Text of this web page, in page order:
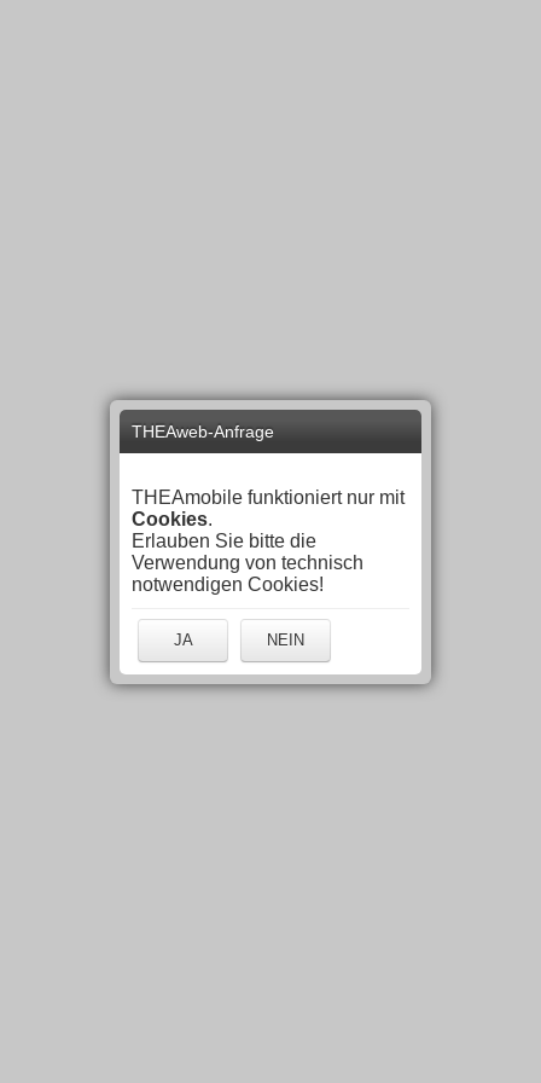
THEAweb-Anfrage
THEAmobile funktioniert nur mit
Cookies.
Erlauben Sie bitte die
Verwendung von technisch
notwendigen Cookies!
JA NEIN